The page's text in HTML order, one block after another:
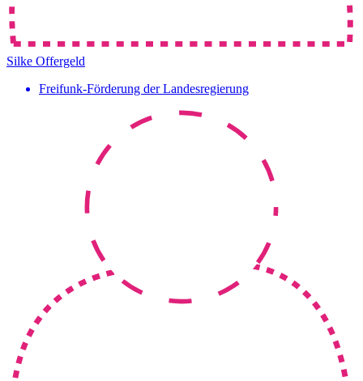
Silke Offergeld
Freifunk-Förderung der Landesregierung